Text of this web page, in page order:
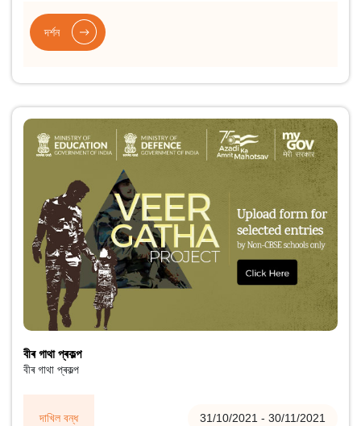
দৰ্শন
দাখিল বন্ধ 31/10/2021 - 30/11/2021
বীৰ গাথা প্ৰকল্প
বীৰ গাথা প্ৰকল্প